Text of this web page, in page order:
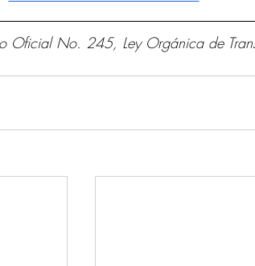
Oficial No. 245, Ley Orgánica de